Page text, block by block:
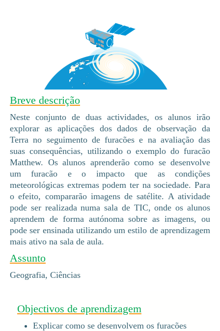
Breve descrição
Neste conjunto de duas actividades, os alunos irão
explorar as aplicações dos dados de observação da
Terra no seguimento de furacões e na avaliação das
suas consequências, utilizando o exemplo do furacão
Matthew. Os alunos aprenderão como se desenvolve
um furacão e o impacto que as condições
meteorológicas extremas podem ter na sociedade. Para
o efeito, compararão imagens de satélite. A atividade
pode ser realizada numa sala de TIC, onde os alunos
aprendem de forma autónoma sobre as imagens, ou
pode ser ensinada utilizando um estilo de aprendizagem
mais ativo na sala de aula.
Assunto
Geografia, Ciências
Objectivos de aprendizagem
Explicar como se desenvolvem os furacões